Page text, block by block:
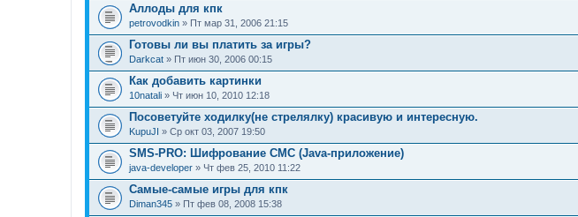
Аллоды для кпк
petrovodkin » Пт мар 31, 2006 21:15
Готовы ли вы платить за игры?
Darkcat » Пт июн 30, 2006 00:15
Как добавить картинки
10natali » Чт июн 10, 2010 12:18
Посоветуйте ходилку(не стрелялку) красивую и интересную.
KupuJI » Ср окт 03, 2007 19:50
SMS-PRO: Шифрование СМС (Java-приложение)
java-developer » Чт фев 25, 2010 11:22
Самые-самые игры для кпк
Diman345 » Пт фев 08, 2008 15:38